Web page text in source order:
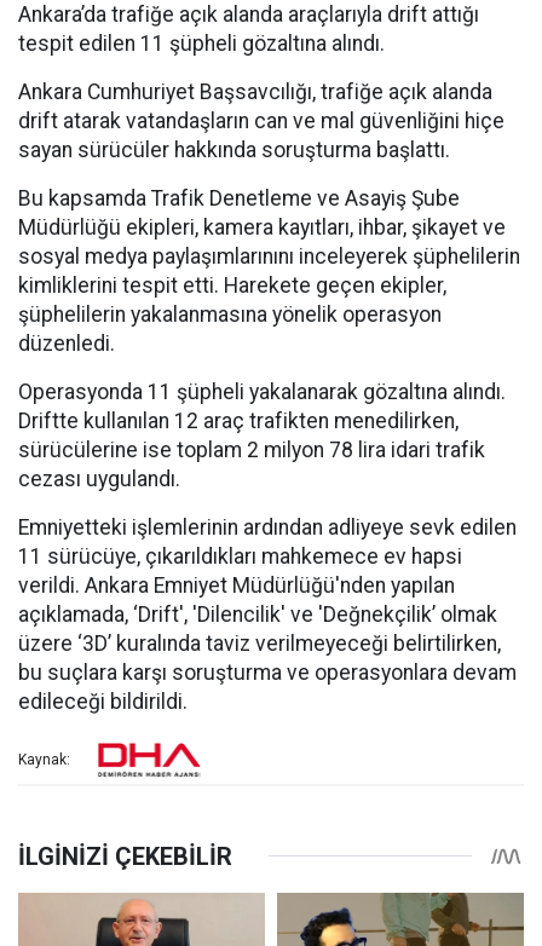
Ankara’da trafiğe açık alanda araçlarıyla drift attığı
tespit edilen 11 şüpheli gözaltına alındı.
Ankara Cumhuriyet Başsavcılığı, trafiğe açık alanda
drift atarak vatandaşların can ve mal güvenliğini hiçe
sayan sürücüler hakkında soruşturma başlattı.
Bu kapsamda Trafik Denetleme ve Asayiş Şube
Müdürlüğü ekipleri, kamera kayıtları, ihbar, şikayet ve
sosyal medya paylaşımlarınını inceleyerek şüphelilerin
kimliklerini tespit etti. Harekete geçen ekipler,
şüphelilerin yakalanmasına yönelik operasyon
düzenledi.
Operasyonda 11 şüpheli yakalanarak gözaltına alındı.
Driftte kullanılan 12 araç trafikten menedilirken,
sürücülerine ise toplam 2 milyon 78 lira idari trafik
cezası uygulandı.
Emniyetteki işlemlerinin ardından adliyeye sevk edilen
11 sürücüye, çıkarıldıkları mahkemece ev hapsi
verildi. Ankara Emniyet Müdürlüğü'nden yapılan
açıklamada, ‘Drift', 'Dilencilik' ve 'Değnekçilik’ olmak
üzere ‘3D’ kuralında taviz verilmeyeceği belirtilirken,
bu suçlara karşı soruşturma ve operasyonlara devam
edileceği bildirildi.
Kaynak: